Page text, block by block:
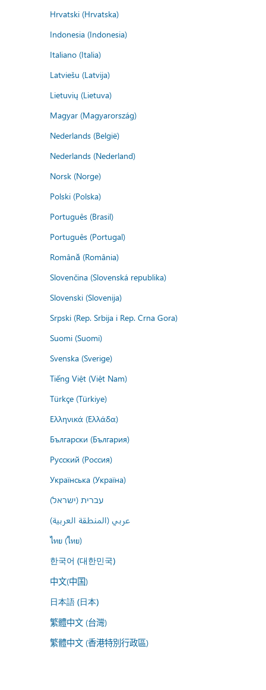
Hrvatski (Hrvatska)
Indonesia (Indonesia)
Italiano (Italia)
Latviešu (Latvija)
Lietuvių (Lietuva)
Magyar (Magyarország)
Nederlands (België)
Nederlands (Nederland)
Norsk (Norge)
Polski (Polska)
Português (Brasil)
Português (Portugal)
Română (România)
Slovenčina (Slovenská republika)
Slovenski (Slovenija)
Srpski (Rep. Srbija i Rep. Crna Gora)
Suomi (Suomi)
Svenska (Sverige)
Tiếng Việt (Việt Nam)
Türkçe (Türkiye)
Ελληνικά (Ελλάδα)
Български (България)
Русский (Россия)
Українська (Україна)
עברית (ישראל)
عربي (المنطقة العربية)
ไทย (ไทย)
한국어 (대한민국)
中文(中国)
日本語 (日本)
繁體中文 (台灣)
繁體中文 (香港特別行政區)